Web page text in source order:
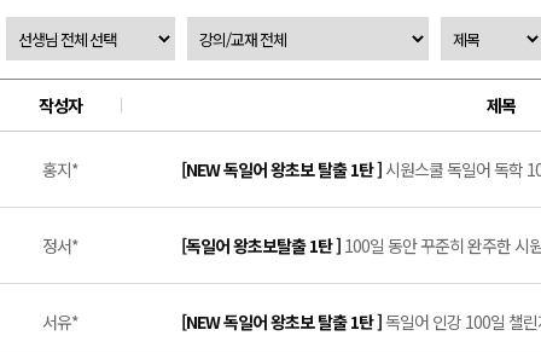
작성자 제목
홍지* [NEW 독일어 왕초보 탈출 1탄 ]시원스쿨 독일어 독학
정서* [독일어 왕초보탈출 1탄 ] 100일 동안 꾸준히 완주한 시
서유* [NEW 독일어 왕초보 탈출 1탄 ]독일어 인강 100일 챌